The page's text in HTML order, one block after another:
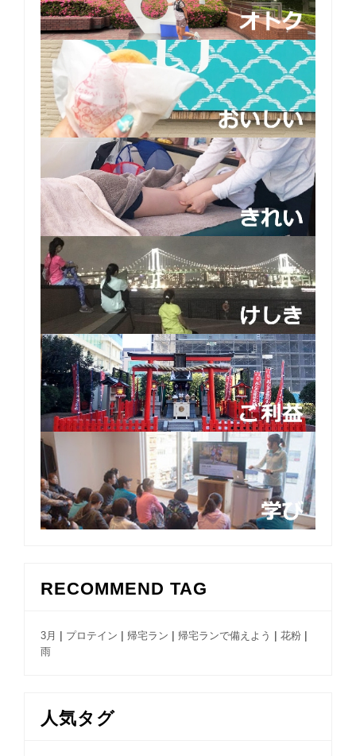
RECOMMEND TAG
3月 | プロテイン | 帰宅ラン | 帰宅ランで備えよう | 花粉 |
雨
人気タグ